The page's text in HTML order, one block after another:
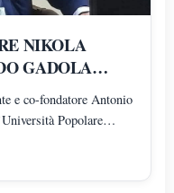
NIKOLA
GADOLA
DEI
GIURIDICHE,
e co-fondatore Antonio
Popolare
ed
Scienze Umane,